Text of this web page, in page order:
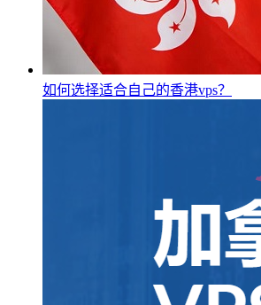
如何选择适合自己的香港vps？